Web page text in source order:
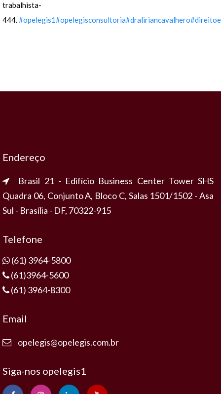
trabalhista-
444.#opelegis1#opelegisconsultoria#draliriancavalhero
Endereço
Brasil 21 - Edifício Business Center Tower SHS
Quadra 06, Conjunto A, Bloco C, Salas 1501/1502 - Asa
Sul - Brasília - DF, 70322-915
Telefone
(61) 3964-5800
(61)3964-5600
(61) 3964-8300
Email
opelegis@opelegis.com.br
Siga-nos opelegis1